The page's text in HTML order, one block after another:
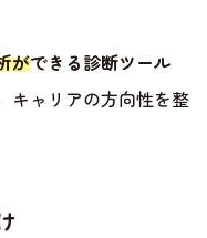
ができる診断ツール
キャリアの方向性を整